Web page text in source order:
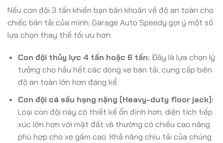
Nếu con đội 3 tấn khiến bạn băn khoăn về độ an toàn cho
chiếc bán tải của mình, Garage Auto Speedy gợi ý một số
lựa chọn thay thế tối ưu hơn:
Con đội thủy lực 4 tấn hoặc 6 tấn: Đây là lựa chọn lý
tưởng cho hầu hết các dòng xe bán tải, cung cấp biên
độ an toàn lớn hơn đáng kể.
Con đội cá sấu hạng nặng (Heavy-duty floor jack):
Loại con đội này có thiết kế ổn định hơn, diện tích tiếp
xúc lớn hơn với mặt đất và thường có chiều cao nâng
phù hợp cho xe gầm cao. Khả năng chịu tải của chúng